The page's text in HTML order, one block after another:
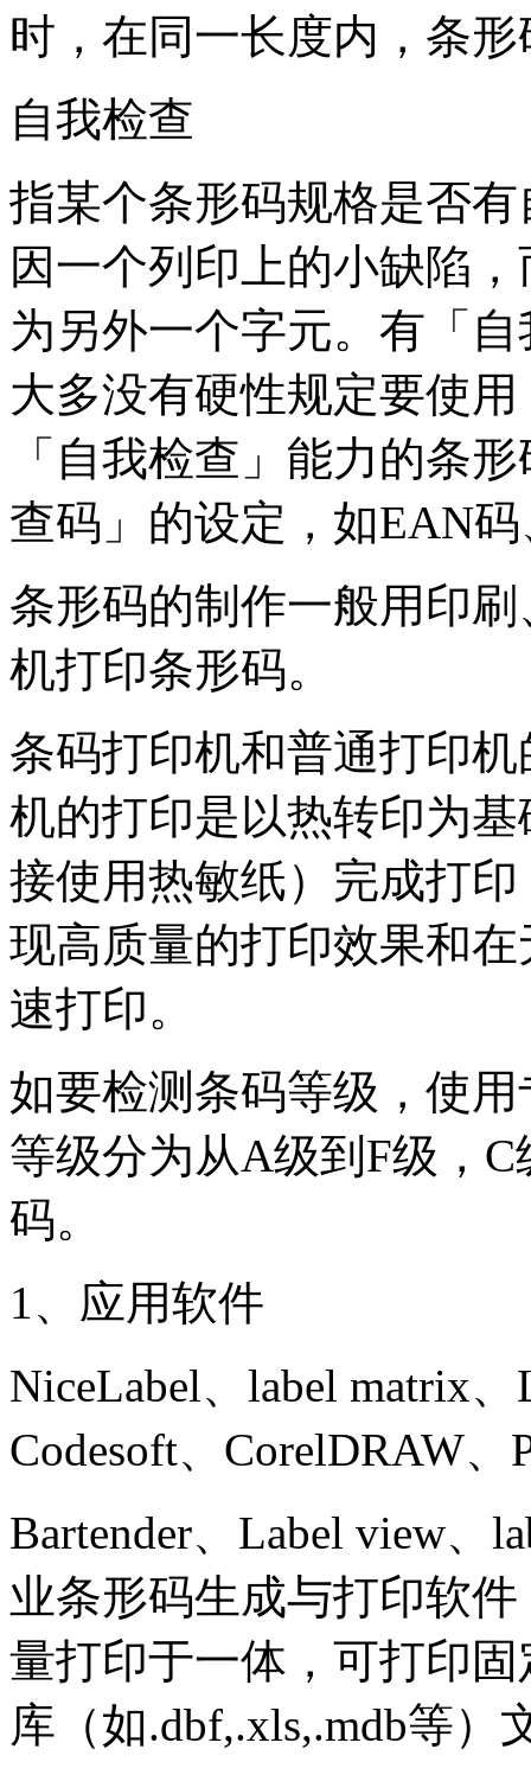
时，在同一长度内，条
自我检查
指某个条形码规格是否
因一个列印上的小缺陷
为另外一个字元。有「
大多没有硬性规定要使
「自我检查」能力的条
查码」的设定，如EAN
条形码的制作一般用印
机打印条形码。
条码打印机和普通打印
机的打印是以热转印为
接使用热敏纸）完成打
现高质量的打印效果和
速打印。
如要检测条码等级，使
等级分为从A级到F级，
码。
1、应用软件
NiceLabel、label matrix
Codesoft、CorelDRAW
Bartender、Label view、
业条形码生成与打印软
量打印于一体，可打印
库（如.dbf,.xls,.mdb等）